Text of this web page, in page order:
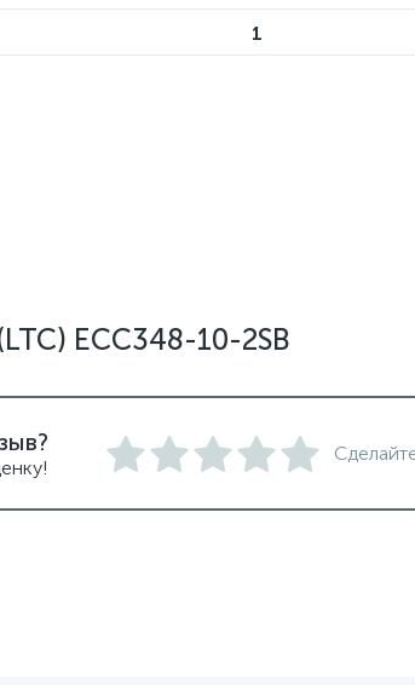
1
ECC348-10-2SB